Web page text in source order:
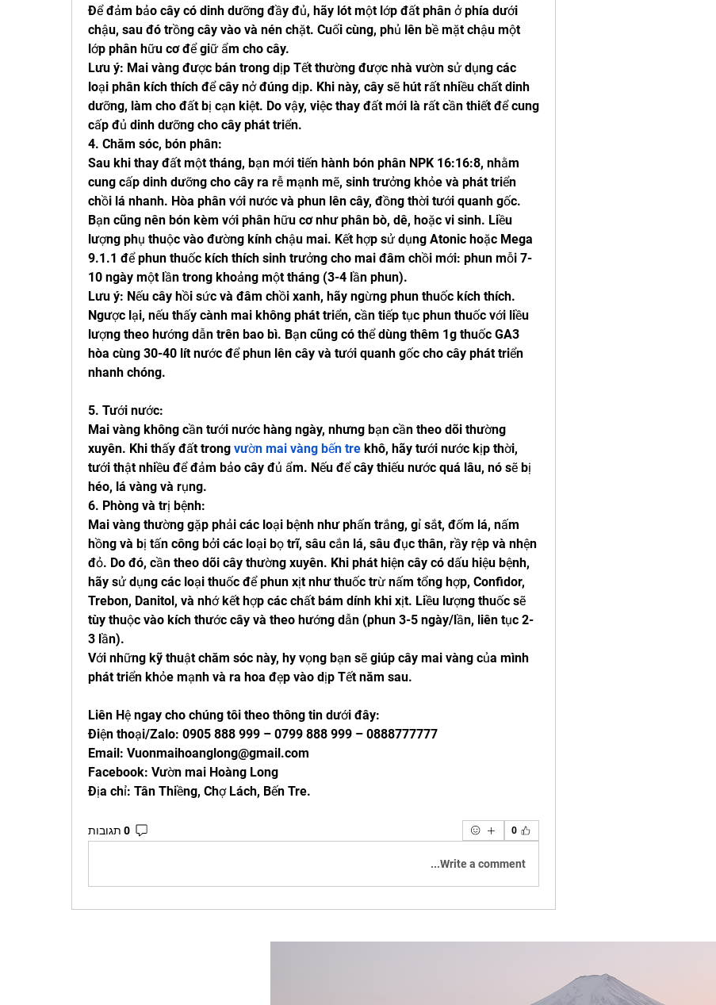
Để đảm bảo cây có dinh dưỡng đầy đủ, hãy lót một lớp đất phân ở phía dưới
chậu, sau đó trồng cây vào và nén chặt. Cuối cùng, phủ lên bề mặt chậu một
lớp phân hữu cơ để giữ ẩm cho cây.
Lưu ý: Mai vàng được bán trong dịp Tết thường được nhà vườn sử dụng các
loại phân kích thích để cây nở đúng dịp. Khi này, cây sẽ hút rất nhiều chất dinh
dưỡng, làm cho đất bị cạn kiệt. Do vậy, việc thay đất mới là rất cần thiết để cung
cấp đủ dinh dưỡng cho cây phát triển.
4. Chăm sóc, bón phân:
Sau khi thay đất một tháng, bạn mới tiến hành bón phân NPK 16:16:8, nhằm
cung cấp dinh dưỡng cho cây ra rễ mạnh mẽ, sinh trưởng khỏe và phát triển
chồi lá nhanh. Hòa phân với nước và phun lên cây, đồng thời tưới quanh gốc.
Bạn cũng nên bón kèm với phân hữu cơ như phân bò, dê, hoặc vi sinh. Liều
lượng phụ thuộc vào đường kính chậu mai. Kết hợp sử dụng Atonic hoặc Mega
9.1.1 để phun thuốc kích thích sinh trưởng cho mai đâm chồi mới: phun mỗi 7-
10 ngày một lần trong khoảng một tháng (3-4 lần phun).
Lưu ý: Nếu cây hồi sức và đâm chồi xanh, hãy ngừng phun thuốc kích thích.
Ngược lại, nếu thấy cành mai không phát triển, cần tiếp tục phun thuốc với liều
lượng theo hướng dẫn trên bao bì. Bạn cũng có thể dùng thêm 1g thuốc GA3
hòa cùng 30-40 lít nước để phun lên cây và tưới quanh gốc cho cây phát triển
nhanh chóng.
5. Tưới nước:
Mai vàng không cần tưới nước hàng ngày, nhưng bạn cần theo dõi thường
xuyên. Khi thấy đất trong vườn mai vàng bến tre khô, hãy tưới nước kịp thời,
tưới thật nhiều để đảm bảo cây đủ ẩm. Nếu để cây thiếu nước quá lâu, nó sẽ bị
héo, lá vàng và rụng.
6. Phòng và trị bệnh:
Mai vàng thường gặp phải các loại bệnh như phấn trắng, gỉ sắt, đốm lá, nấm
hồng và bị tấn công bởi các loại bọ trĩ, sâu cắn lá, sâu đục thân, rầy rệp và nhện
đỏ. Do đó, cần theo dõi cây thường xuyên. Khi phát hiện cây có dấu hiệu bệnh,
hãy sử dụng các loại thuốc để phun xịt như thuốc trừ nấm tổng hợp, Confidor,
Trebon, Danitol, và nhớ kết hợp các chất bám dính khi xịt. Liều lượng thuốc sẽ
tùy thuộc vào kích thước cây và theo hướng dẫn (phun 3-5 ngày/lần, liên tục 2-
3 lần).
Với những kỹ thuật chăm sóc này, hy vọng bạn sẽ giúp cây mai vàng của mình
phát triển khỏe mạnh và ra hoa đẹp vào dịp Tết năm sau.
Liên Hệ ngay cho chúng tôi theo thông tin dưới đây:
Điện thoại/Zalo: 0905 888 999 – 0799 888 999 – 0888777777
Email: Vuonmaihoanglong@gmail.com
Facebook: Vườn mai Hoàng Long
Địa chỉ: Tân Thiềng, Chợ Lách, Bến Tre.
0 0 תגובות
Write a comment...